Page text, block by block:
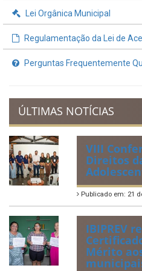
Lei Orgânica Municipal
Regulamentação da Lei de
Perguntas Frequentemente
ÚLTIMAS NOTÍCIAS
VIII
Direitos
Publicado em: 21
IBIPREV
Mérito